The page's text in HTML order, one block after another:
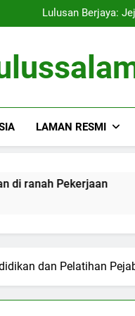
Lulusan Berjaya:
Tugas Biro Karier
Lulusan Berjaya:
Tugas Biro Karier
LAMAN RESMI
Tugas Biro
dan Pelatihan